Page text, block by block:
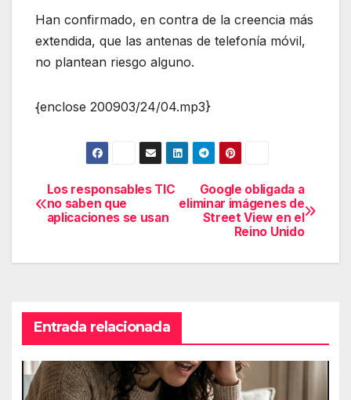
Han confirmado, en contra de la creencia más
extendida, que las antenas de telefonía móvil,
no plantean riesgo alguno.
{enclose 200903/24/04.mp3}
Navegación
de
entradas
Google obligada a
eliminar imágenes de
Street View en el
Reino Unido
Los responsables TIC
no saben que
aplicaciones se usan
Entrada relacionada